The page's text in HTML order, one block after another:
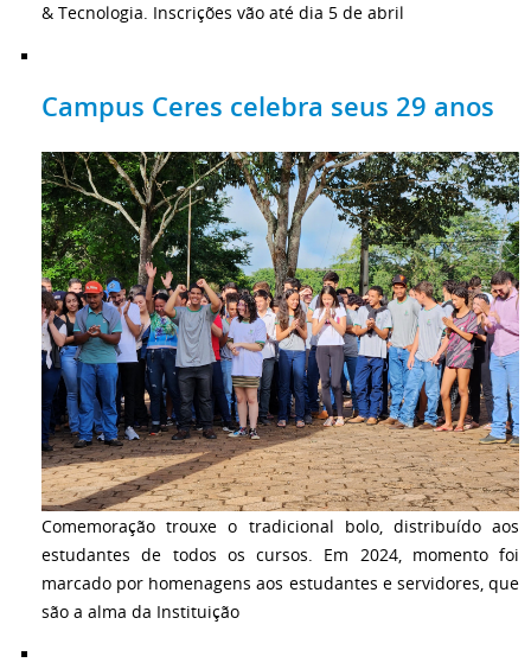
& Tecnologia. Inscrições vão até dia 5 de abril
Campus Ceres celebra seus 29 anos
Comemoração trouxe o tradicional bolo, distribuído aos
estudantes de todos os cursos. Em 2024, momento foi
marcado por homenagens aos estudantes e servidores, que
são a alma da Instituição